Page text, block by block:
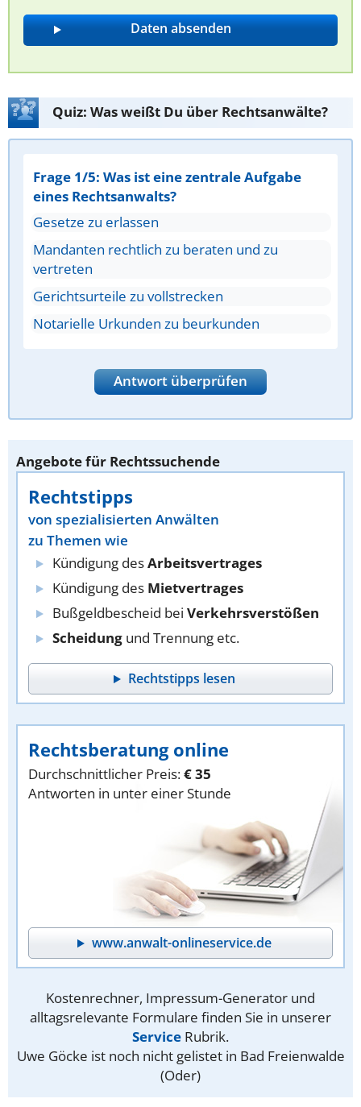
Quiz: Was weißt Du über Rechtsanwälte?
Frage 1/5: Was ist eine zentrale Aufgabe
eines Rechtsanwalts?
Gesetze zu erlassen
Mandanten rechtlich zu beraten und zu
vertreten
Gerichtsurteile zu vollstrecken
Notarielle Urkunden zu beurkunden
Antwort überprüfen
Angebote für Rechtssuchende
Rechtstipps
von spezialisierten Anwälten
zu Themen wie
Kündigung desArbeitsvertrages
Kündigung des Mietvertrages
Bußgeldbescheid bei Verkehrsverstößen
Scheidung und Trennung etc.
Rechtstipps lesen
Rechtsberatung online
Durchschnittlicher Preis:€ 35
Antworten in unter einer Stunde
www.anwalt-onlineservice.de
Kostenrechner, Impressum-Generator und
alltagsrelevante Formulare finden Sie in unserer
Service Rubrik.
Uwe Göcke ist noch nicht gelistet in Bad Freienwalde
(Oder)